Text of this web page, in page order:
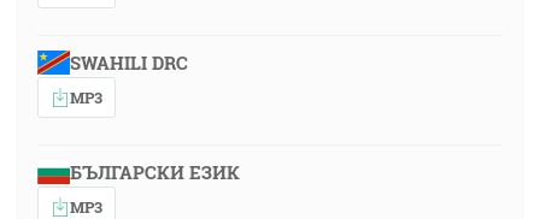
SWAHILI DRC
MP3
БЪЛГАРСКИ ЕЗИК
MP3